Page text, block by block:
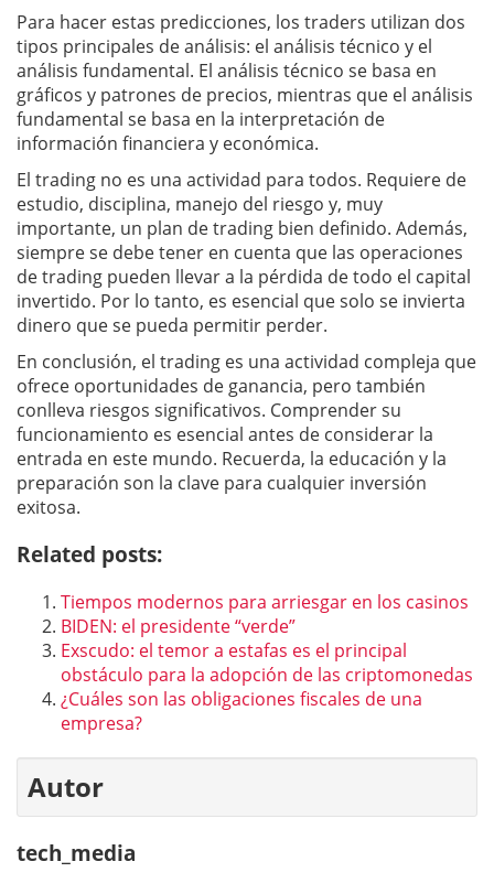
Para hacer estas predicciones, los traders utilizan dos
tipos principales de análisis: el análisis técnico y el
análisis fundamental. El análisis técnico se basa en
gráficos y patrones de precios, mientras que el análisis
fundamental se basa en la interpretación de
información financiera y económica.
El trading no es una actividad para todos. Requiere de
estudio, disciplina, manejo del riesgo y, muy
importante, un plan de trading bien definido. Además,
siempre se debe tener en cuenta que las operaciones
de trading pueden llevar a la pérdida de todo el capital
invertido. Por lo tanto, es esencial que solo se invierta
dinero que se pueda permitir perder.
En conclusión, el trading es una actividad compleja que
ofrece oportunidades de ganancia, pero también
conlleva riesgos significativos. Comprender su
funcionamiento es esencial antes de considerar la
entrada en este mundo. Recuerda, la educación y la
preparación son la clave para cualquier inversión
exitosa.
Related posts:
Tiempos modernos para arriesgar en los casinos
BIDEN: el presidente “verde”
Exscudo: el temor a estafas es el principal
obstáculo para la adopción de las criptomonedas
¿Cuáles son las obligaciones fiscales de una
empresa?
Autor
tech_media